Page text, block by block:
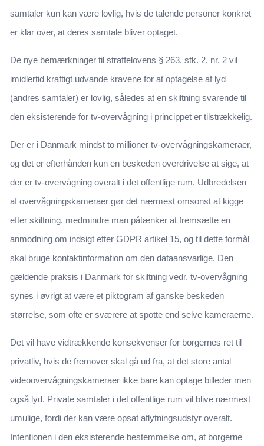
samtaler kun kan være lovlig, hvis de talende personer konkret
er klar over, at deres samtale bliver optaget.
De nye bemærkninger til straffelovens § 263, stk. 2, nr. 2 vil
imidlertid kraftigt udvande kravene for at optagelse af lyd
(andres samtaler) er lovlig, således at en skiltning svarende til
den eksisterende for tv-overvågning i princippet er tilstrækkelig.
Der er i Danmark mindst to millioner tv-overvågningskameraer,
og det er efterhånden kun en beskeden overdrivelse at sige, at
der er tv-overvågning overalt i det offentlige rum. Udbredelsen
af overvågningskameraer gør det nærmest omsonst at kigge
efter skiltning, medmindre man påtænker at fremsætte en
anmodning om indsigt efter GDPR artikel 15, og til dette formål
skal bruge kontaktinformation om den dataansvarlige. Den
gældende praksis i Danmark for skiltning vedr. tv-overvågning
synes i øvrigt at være et piktogram af ganske beskeden
størrelse, som ofte er sværere at spotte end selve kameraerne.
Det vil have vidtrækkende konsekvenser for borgernes ret til
privatliv, hvis de fremover skal gå ud fra, at det store antal
videoovervågningskameraer ikke bare kan optage billeder men
også lyd. Private samtaler i det offentlige rum vil blive nærmest
umulige, fordi der kan være opsat aflytningsudstyr overalt.
Intentionen i den eksisterende bestemmelse om, at borgerne